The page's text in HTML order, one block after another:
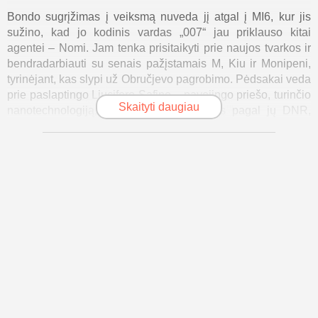
Bondo sugrįžimas į veiksmą nuveda jį atgal į MI6, kur jis
sužino, kad jo kodinis vardas „007“ jau priklauso kitai
agentei – Nomi. Jam tenka prisitaikyti prie naujos tvarkos ir
bendradarbiauti su senais pažįstamais M, Kiu ir Monipeni,
tyrinėjant, kas slypi už Obručjevo pagrobimo. Pėdsakai veda
prie paslaptingo Liucifero Safino – pavojingo priešo, turinčio
nanotechnologiją, galinčią žudyti žmones pagal jų DNR,
Skaityti daugiau